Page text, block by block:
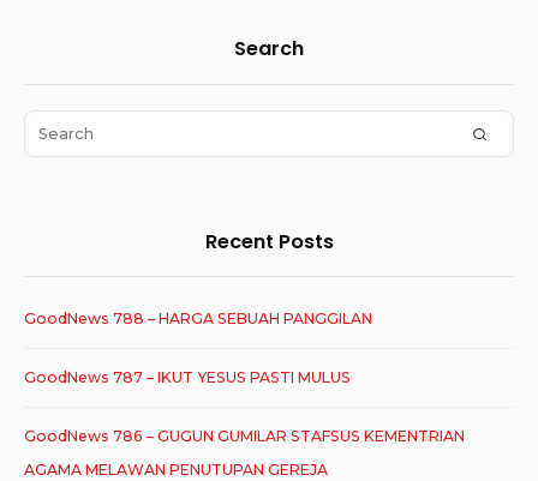
Area
Search
Search
for:
Recent Posts
GoodNews 788 – HARGA SEBUAH PANGGILAN
GoodNews 787 – IKUT YESUS PASTI MULUS
GoodNews 786 – GUGUN GUMILAR STAFSUS KEMENTRIAN
AGAMA MELAWAN PENUTUPAN GEREJA